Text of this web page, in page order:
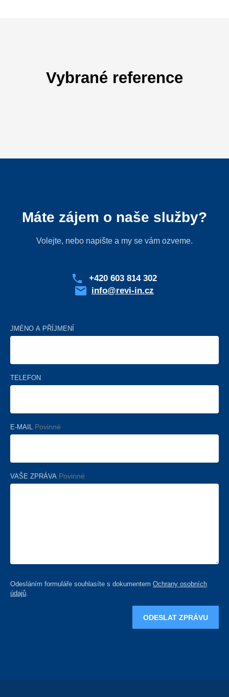
Vybrané reference
Máte zájem o naše služby?
Volejte, nebo napište a my se vám ozveme.
+420 603 814 302
info@revi-in.cz
JMÉNO A PŘÍJMENÍ
TELEFON
E-MAIL Povinné
VAŠE ZPRÁVA Povinné
Odesláním formuláře souhlasíte s dokumentem Ochrany osobních
údajů.
ODESLAT ZPRÁVU